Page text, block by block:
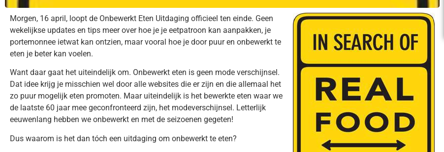
Morgen, 16 april, loopt de Onbewerkt Eten Uitdaging officieel ten einde. Geen
wekelijkse updates en tips meer over hoe je je eetpatroon kan aanpakken, je
portemonnee ietwat kan ontzien, maar vooral hoe je door puur en onbewerkt te
eten je beter kan voelen.
Want daar gaat het uiteindelijk om. Onbewerkt eten is geen mode verschijnsel.
Dat idee krijg je misschien wel door alle websites die er zijn en die allemaal het
zo puur mogelijk eten promoten. Maar uiteindelijk is het bewerkte eten waar we
de laatste 60 jaar mee geconfronteerd zijn, het modeverschijnsel. Letterlijk
eeuwenlang hebben we onbewerkt en met de seizoenen gegeten!
Dus waarom is het dan tóch een uitdaging om onbewerkt te eten?